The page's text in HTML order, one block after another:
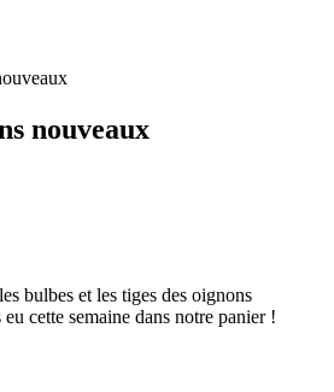
nouveaux
bulbes et les tiges des oignons
cette semaine dans notre panier !